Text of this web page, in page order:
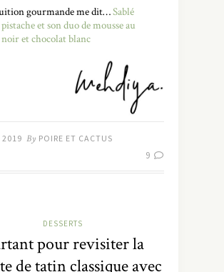
gourmande me dit…Sablé
et son duo de mousse au
et chocolat blanc
2019 By POIRE ET CACTUS
9
DESSERTS
pour revisiter la
de tatin classique avec